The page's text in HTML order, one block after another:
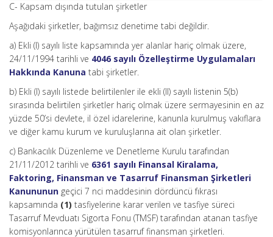
C- Kapsam dışında tutulan şirketler
Aşağıdaki şirketler, bağımsız denetime tabi değildir.
a) Ekli (I) sayılı liste kapsamında yer alanlar hariç olmak üzere,
24/11/1994 tarihli ve 4046 sayılı Özelleştirme Uygulamaları
Hakkında Kanuna tabi şirketler.
b) Ekli (I) sayılı listede belirtilenler ile ekli (II) sayılı listenin 5(b)
sırasında belirtilen şirketler hariç olmak üzere sermayesinin en az
yüzde 50’si devlete, il özel idarelerine, kanunla kurulmuş vakıflara
ve diğer kamu kurum ve kuruluşlarına ait olan şirketler.
c) Bankacılık Düzenleme ve Denetleme Kurulu tarafından
21/11/2012 tarihli ve 6361 sayılı Finansal Kiralama,
Faktoring, Finansman ve Tasarruf Finansman Şirketleri
Kanununun geçici 7 nci maddesinin dördüncü fıkrası
kapsamında (1) tasfiyelerine karar verilen ve tasfiye süreci
Tasarruf Mevduatı Sigorta Fonu (TMSF) tarafından atanan tasfiye
komisyonlarınca yürütülen tasarruf finansman şirketleri.